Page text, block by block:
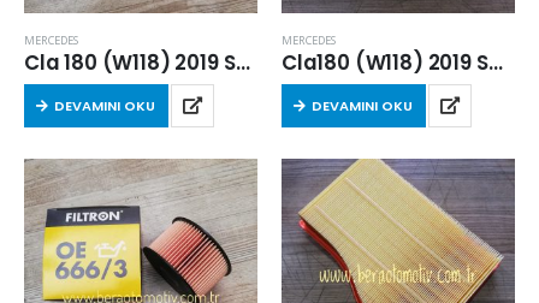
MERCEDES
Cla 180 (W118) 2019 Sonrası Benzinli Yağ Filtresi (M282.914)
DEVAMINI OKU
MERCEDES
Cla180 (W118) 2019 Sonrası Hava Filtresi
DEVAMINI OKU